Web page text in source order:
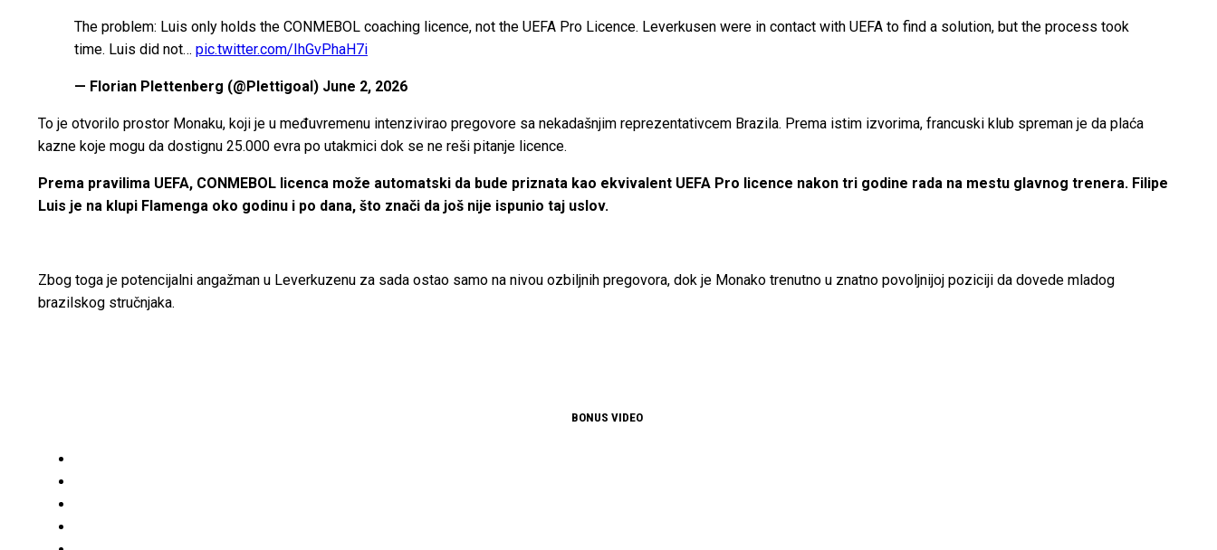
The problem: Luis only holds the CONMEBOL coaching licence, not the UEFA Pro Licence. Leverkusen were in contact with UEFA to find a solution, but the process took
time. Luis did not… pic.twitter.com/IhGvPhaH7i
— Florian Plettenberg (@Plettigoal) June 2, 2026
To je otvorilo prostor Monaku, koji je u međuvremenu intenzivirao pregovore sa nekadašnjim reprezentativcem Brazila. Prema istim izvorima, francuski klub spreman je da plaća
kazne koje mogu da dostignu 25.000 evra po utakmici dok se ne reši pitanje licence.
Prema pravilima UEFA, CONMEBOL licenca može automatski da bude priznata kao ekvivalent UEFA Pro licence nakon tri godine rada na mestu glavnog trenera. Filipe
Luis je na klupi Flamenga oko godinu i po dana, što znači da još nije ispunio taj uslov.
Zbog toga je potencijalni angažman u Leverkuzenu za sada ostao samo na nivou ozbiljnih pregovora, dok je Monako trenutno u znatno povoljnijoj poziciji da dovede mladog
brazilskog stručnjaka.
BONUS VIDEO